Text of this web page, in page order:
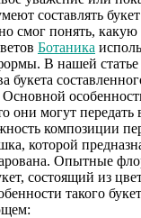
составлять
смог понять, какую
Ботаника
В нашей
букета
они могут
композиции
которой
Опытные
состоящий из
такого